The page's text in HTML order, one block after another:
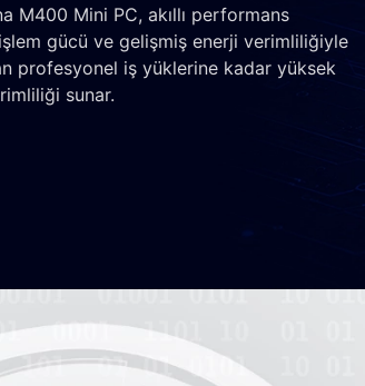
M400 Mini PC, akıllı performans
gücü ve gelişmiş enerji verimliliğiyle
profesyonel iş yüklerine kadar yüksek
sunar.